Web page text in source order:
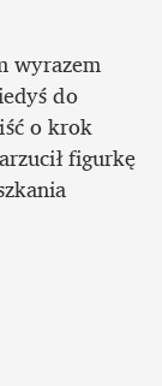
wyrazem
do
o krok
figurkę